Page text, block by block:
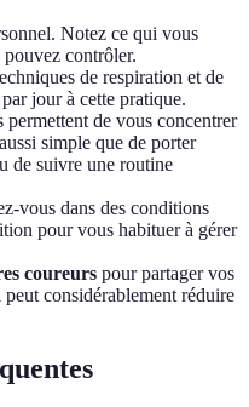
Notez ce qui vous
pouvez contrôler.
de respiration et de
jour à cette pratique.
permettent de vous concentrer
simple que de porter
de suivre une routine
vous dans des conditions
pour vous habituer à gérer
coureurs pour partager vos
considérablement réduire